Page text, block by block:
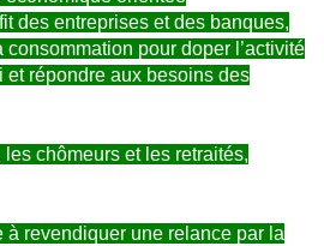
des entreprises et des banques,
pour doper l’activité
et répondre aux besoins des
chômeurs et les retraités,
à revendiquer une relance par la